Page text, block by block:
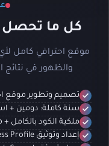
كل ما تحصل
موقع احترافي كامل
والظهور في نتائج
تصميم وتطوير موقع
سنة كاملة: دومين +
ملكية الكود بالكامل + GitHub
إعداد وتوثيق Google Business Profile